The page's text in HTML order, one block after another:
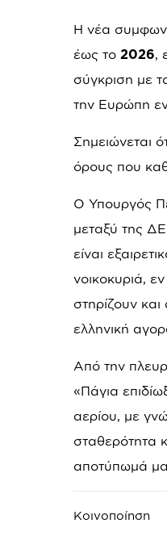
Η νέα
έως το2026,
σύγκριση με
την Ευρώπη εν
Σημειώνεται
όρους που
Ο Υπουργός
μεταξύ της
είναι
νοικοκυριά,
στηρίζουν
ελληνική
Από την
«Πάγια
αερίου, με
σταθερότητα
αποτύπωμά
Κοινοποίηση